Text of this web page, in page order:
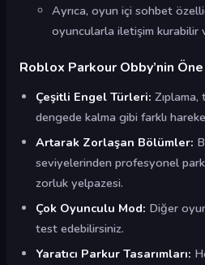
Ayrıca, oyun içi sohbet
oyuncularla iletişim kurabilir
Roblox Parkour Obby’nin
Çeşitli Engel Türleri: Zıplama,
dengede kalma gibi farklı
Artarak Zorlaşan Bölümler:
seviyelerinden profesyonel
zorluk yelpazesi.
Çok Oyunculu Mod: Diğer
test edebilirsiniz.
Yaratıcı Parkur Tasarımları: